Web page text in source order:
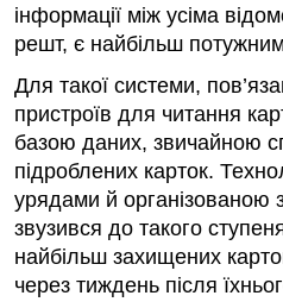
інформації між усіма
решт, є найбільш
Для такої системи,
пристроїв для читання
базою даних, звичайною
підроблених карток.
урядами й організованою
звузився до такого
найбільш захищених
через тиждень після